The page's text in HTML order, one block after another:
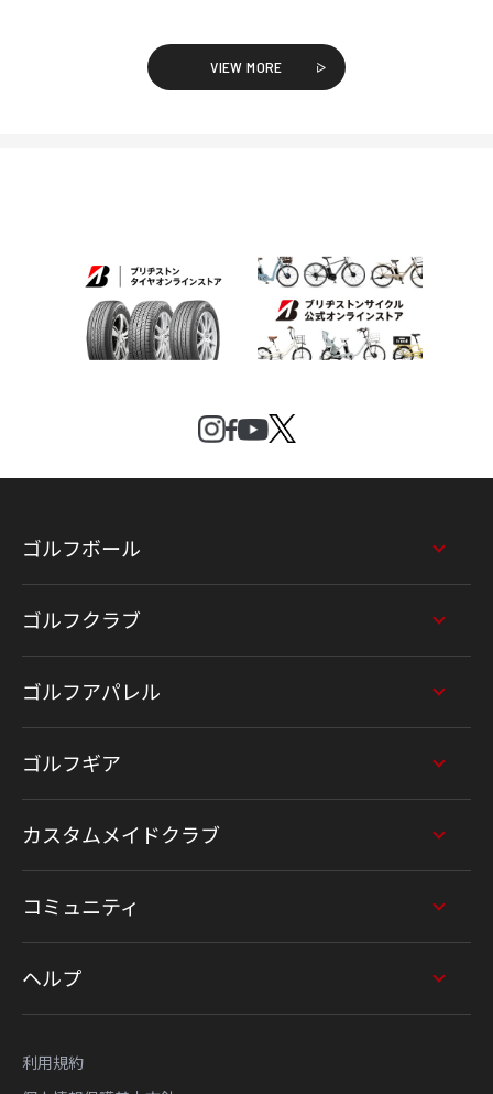
VIEW MORE
ゴルフボール
ゴルフクラブ
ゴルフアパレル
ゴルフギア
カスタムメイドクラブ
コミュニティ
ヘルプ
利用規約